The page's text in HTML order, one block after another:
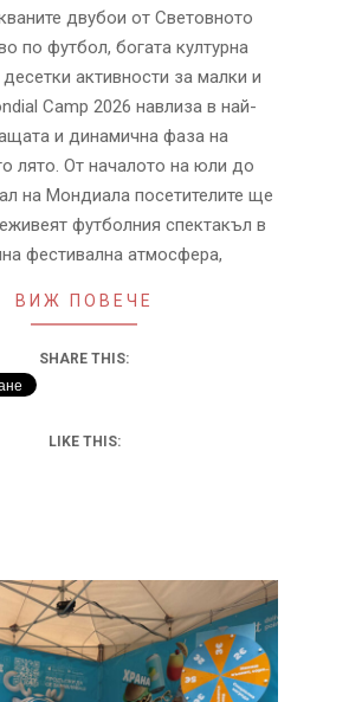
двубои от Световното
по футбол, богата културна
активности за малки и
Camp 2026 навлиза в най-
и динамична фаза на
лято. От началото на юли до
на Мондиала посетителите ще
футболния спектакъл в
фестивална атмосфера,
ВИЖ ПОВЕЧЕ
SHARE THIS:
LIKE THIS: